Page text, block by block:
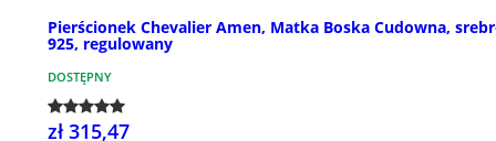
Pierścionek Chevalier Amen, Matka Boska Cudowna,
925, regulowany
DOSTĘPNY
zł 315,47